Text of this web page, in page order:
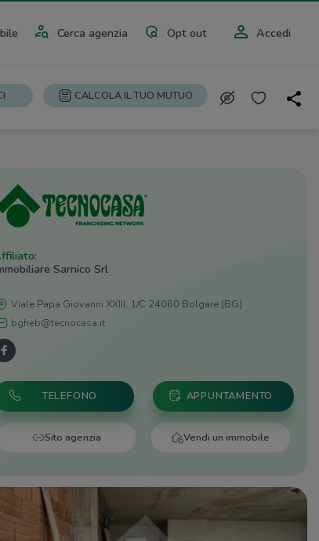
Cerca agenzia Opt out Accedi
CALCOLA IL TUO MUTUO
Sarnico Srl
Viale Papa Giovanni XXIII, 1/C 24060 Bolgare (BG)
bgheb@tecnocasa.it
TELEFONO APPUNTAMENTO
Sito agenzia Vendi un immobile